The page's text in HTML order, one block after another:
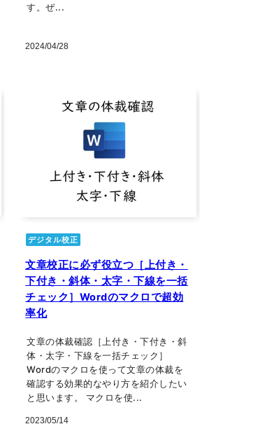
す。ぜ...
2024/04/28
デジタル校正
文章校正に必ず役立つ［上付き・
下付き・斜体・太字・下線を一括
チェック］Wordのマクロで超効
率化
文章の体裁確認［上付き・下付き・斜
体・太字・下線を一括チェック］
Wordのマクロを使って文章の体裁を
確認する効果的なやり方を紹介したい
と思います。 マクロを使...
2023/05/14